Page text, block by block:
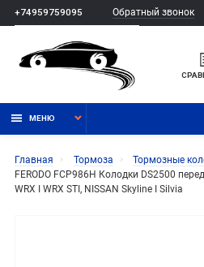
+74959759095 Обратный звонок
МЕНЮ
Главная Тормоза
Тормозные
FERODO FCP986H Колодки DS2500
WRX I WRX STI, NISSAN Skyline I Silvia